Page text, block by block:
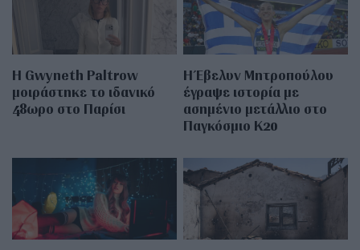
Η Gwyneth Paltrow
μοιράστηκε το ιδανικό
48ωρο στο Παρίσι
Η Έβελυν Μητροπούλου
έγραψε ιστορία με
ασημένιο μετάλλιο στο
Παγκόσμιο Κ20